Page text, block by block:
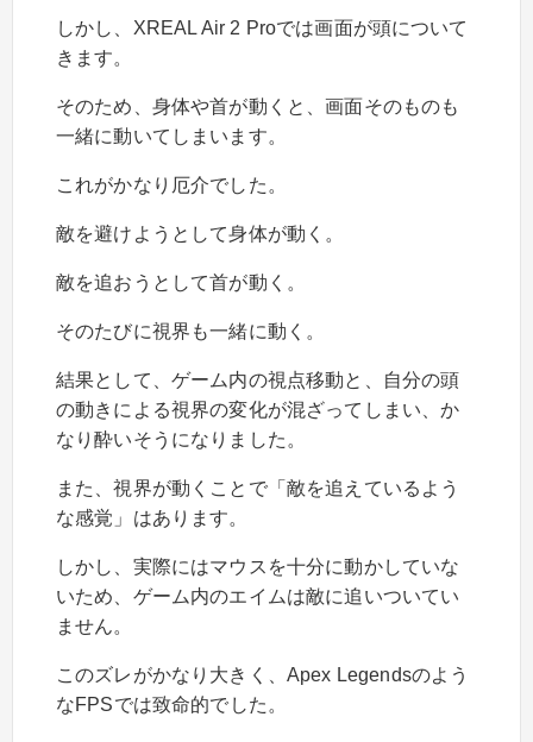
しかし、XREAL Air 2 Proでは画面が頭について
きます。
そのため、身体や首が動くと、画面そのものも
一緒に動いてしまいます。
これがかなり厄介でした。
敵を避けようとして身体が動く。
敵を追おうとして首が動く。
そのたびに視界も一緒に動く。
結果として、ゲーム内の視点移動と、自分の頭
の動きによる視界の変化が混ざってしまい、か
なり酔いそうになりました。
また、視界が動くことで「敵を追えているよう
な感覚」はあります。
しかし、実際にはマウスを十分に動かしていな
いため、ゲーム内のエイムは敵に追いついてい
ません。
このズレがかなり大きく、Apex Legendsのよう
なFPSでは致命的でした。